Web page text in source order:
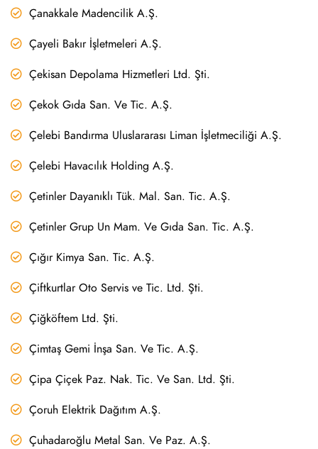
Çanakkale Madencilik A.Ş.
Çayeli Bakır İşletmeleri A.Ş.
Çekisan Depolama Hizmetleri Ltd. Şti.
Çekok Gıda San. Ve Tic. A.Ş.
Çelebi Bandırma Uluslararası Liman İşletmeciliği A.Ş.
Çelebi Havacılık Holding A.Ş.
Çetinler Dayanıklı Tük. Mal. San. Tic. A.Ş.
Çetinler Grup Un Mam. Ve Gıda San. Tic. A.Ş.
Çığır Kimya San. Tic. A.Ş.
Çiftkurtlar Oto Servis ve Tic. Ltd. Şti.
Çiğköftem Ltd. Şti.
Çimtaş Gemi İnşa San. Ve Tic. A.Ş.
Çipa Çiçek Paz. Nak. Tic. Ve San. Ltd. Şti.
Çoruh Elektrik Dağıtım A.Ş.
Çuhadaroğlu Metal San. Ve Paz. A.Ş.